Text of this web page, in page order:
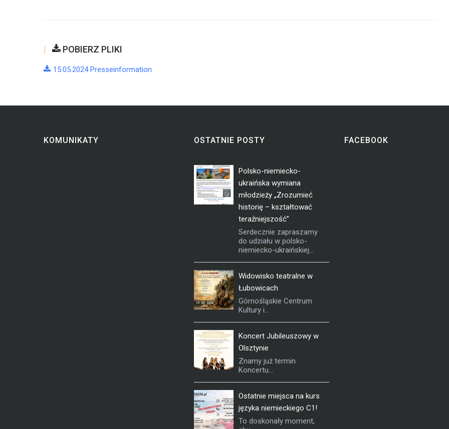
POBIERZ PLIKI
15.05.2024 Presseinformation
KOMUNIKATY OSTATNIE POSTY
Polsko-niemiecko-
ukraińska wymiana
młodzieży „Zrozumieć
historię – kształtować
teraźniejszość”
Serdecznie zapraszamy
do udziału w polsko-
niemiecko-ukraińskiej...
Widowisko teatralne w
Łubowicach
Górnośląskie Centrum
Kultury i...
Koncert Jubileuszowy w
Olsztynie
Znamy już termin
Koncertu...
Ostatnie miejsca na kurs
języka niemieckiego C1!
To doskonały moment,
FACEBOOK